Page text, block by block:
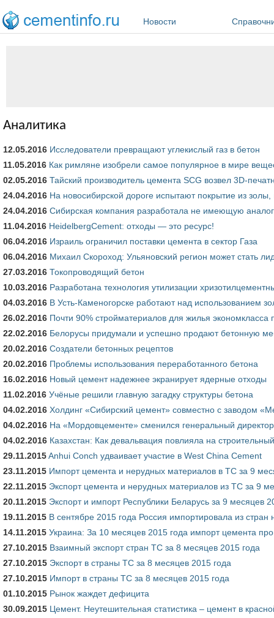
Новости
Аналитика
12.05.2016 Исследователи превращают углекислый газ в бетон
11.05.2016 Как римляне изобрели самое популярное в мире
02.05.2016 Тайский производитель цемента SCG возвел 3D-
24.04.2016 На новосибирской дороге испытают покрытие из
24.04.2016 Сибирская компания разработала не имеющую
11.04.2016 HeidelbergCement: отходы — это ресурс!
06.04.2016 Израиль ограничил поставки цемента в сектор Газа
06.04.2016 Михаил Скороход: Ульяновский регион может стать
27.03.2016 Токопроводящий бетон
10.03.2016 Разработана технология утилизации
04.03.2016 В Усть-Каменогорске работают над использованием
26.02.2016 Почти 90% стройматериалов для жилья экономкласса
22.02.2016 Белорусы придумали и успешно продают бетонную
20.02.2016 Создатели бетонных рецептов
20.02.2016 Проблемы использования переработанного бетона
16.02.2016 Новый цемент надежнее экранирует ядерные отходы
11.02.2016 Учёные решили главную загадку структуры бетона
04.02.2016 Холдинг «Сибирский цемент» совместно с заводом
04.02.2016 На «Мордовцементе» сменился генеральный
04.02.2016 Казахстан: Как девальвация повлияла на
29.11.2015Anhui Conch удваивает участие в West China Cement
23.11.2015 Импорт цемента и нерудных материалов в ТС за 9
22.11.2015 Экспорт цемента и нерудных материалов из ТС за 9
20.11.2015 Экспорт и импорт Республики Беларусь за 9 месяцев
19.11.2015 В сентябре 2015 года Россия импортировала из
14.11.2015 Украина: За 10 месяцев 2015 года импорт цемента
27.10.2015 Взаимный экспорт стран ТС за 8 месяцев 2015 года
27.10.2015 Экспорт в страны ТС за 8 месяцев 2015 года
27.10.2015 Импорт в страны ТС за 8 месяцев 2015 года
01.10.2015 Рынок жаждет дефицита
30.09.2015 Цемент. Неутешительная статистика – цемент в